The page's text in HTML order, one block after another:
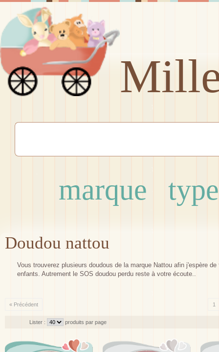
marque type
Doudou nattou
Vous trouverez plusieurs doudous de la marque Nattou afin j'espère
enfants. Autrement le SOS doudou perdu reste à votre écoute..
« Précédent 1
Lister : produits par page